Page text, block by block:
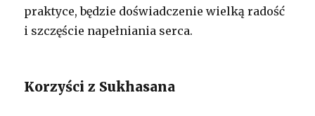
praktyce, będzie doświadczenie wielką radość
i szczęście napełniania serca.
Korzyści z Sukhasana